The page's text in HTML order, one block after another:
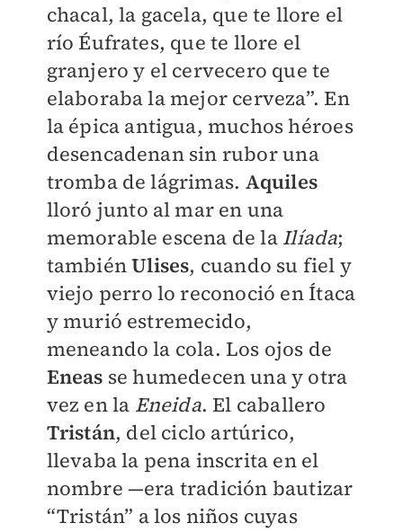
chacal, la gacela, que te llore el
río Éufrates, que te llore el
granjero y el cervecero que te
elaboraba la mejor cerveza”. En
la épica antigua, muchos héroes
desencadenan sin rubor una
tromba de lágrimas. Aquiles
lloró junto al mar en una
memorable escena de la Ilíada;
tambiénUlises, cuando su fiel y
viejo perro lo reconoció en Ítaca
y murió estremecido,
meneando la cola. Los ojos de
Eneas se humedecen una y otra
vez en la Eneida. El caballero
Tristán, del ciclo artúrico,
llevaba la pena inscrita en el
nombre —era tradición bautizar
“Tristán” a los niños cuyas